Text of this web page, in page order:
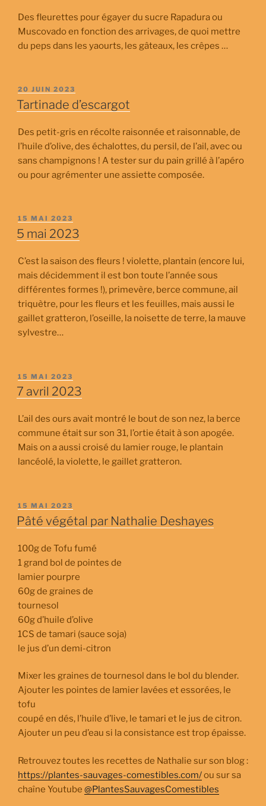
Des fleurettes pour égayer du sucre Rapadura ou
Muscovado en fonction des arrivages, de quoi mettre
du peps dans les yaourts, les gâteaux, les crêpes …
PUBLIÉ
LE
20 JUIN 2023
Tartinade d’escargot
Des petit-gris en récolte raisonnée et raisonnable, de
l’huile d’olive, des échalottes, du persil, de l’ail, avec ou
sans champignons ! A tester sur du pain grillé à l’apéro
ou pour agrémenter une assiette composée.
PUBLIÉ
LE
15 MAI 2023
5 mai 2023
C’est la saison des fleurs ! violette, plantain (encore lui,
mais décidemment il est bon toute l’année sous
différentes formes !), primevère, berce commune, ail
triquètre, pour les fleurs et les feuilles, mais aussi le
gaillet gratteron, l’oseille, la noisette de terre, la mauve
sylvestre…
PUBLIÉ
LE
15 MAI 2023
7 avril 2023
L’ail des ours avait montré le bout de son nez, la berce
commune était sur son 31, l’ortie était à son apogée.
Mais on a aussi croisé du lamier rouge, le plantain
lancéolé, la violette, le gaillet gratteron.
PUBLIÉ
LE
15 MAI 2023
Pâté végétal par Nathalie Deshayes
100g de Tofu fumé
1 grand bol de pointes de
lamier pourpre
60g de graines de
tournesol
60g d’huile d’olive
1CS de tamari (sauce soja)
le jus d’un demi-citron
Mixer les graines de tournesol dans le bol du blender.
Ajouter les pointes de lamier lavées et essorées, le
tofu
coupé en dés, l’huile d’live, le tamari et le jus de citron.
Ajouter un peu d’eau si la consistance est trop épaisse.
Retrouvez toutes les recettes de Nathalie sur son blog :
https://plantes-sauvages-comestibles.com/ou sur sa
chaîne Youtube @PlantesSauvagesComestibles